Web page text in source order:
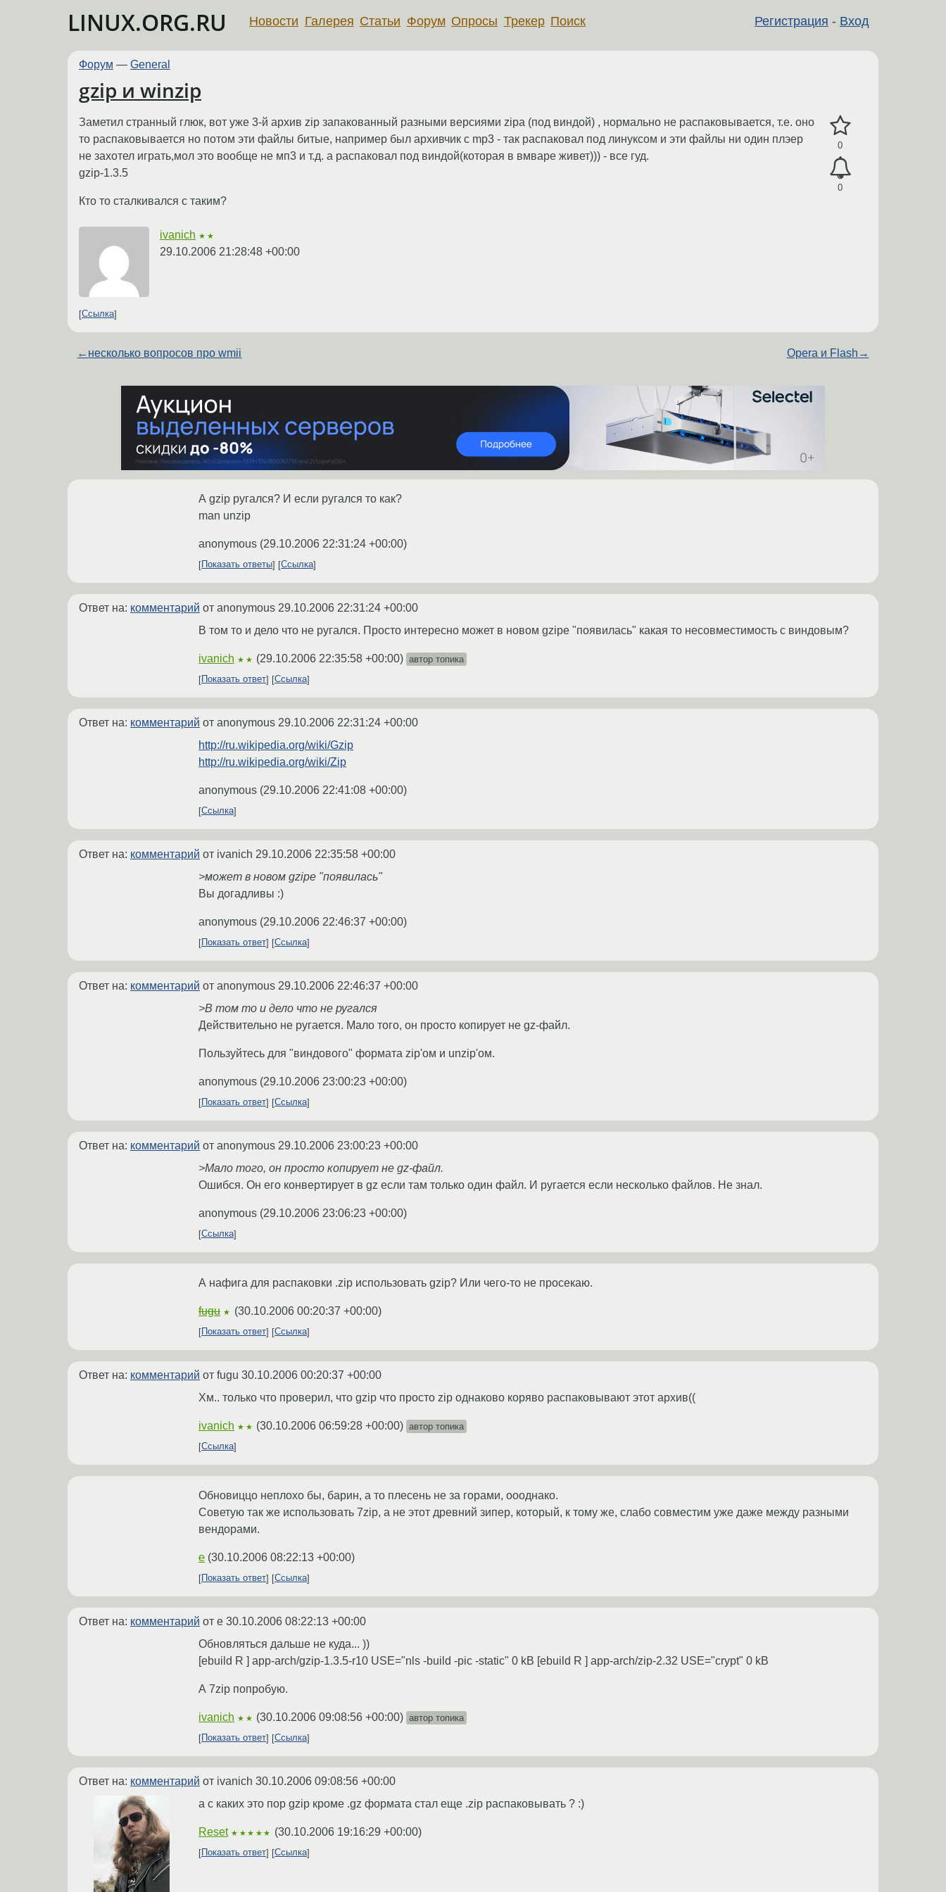
LINUX.ORG.RU Регистрация - Вход
Новости Галерея Статьи Форум Опросы Трекер Поиск
Форум — General
gzip и winzip
0
0
Заметил странный глюк, вот уже 3-й архив zip запакованный разными версиями zipa (под виндой) , нормально не распаковывается, т.е. оно
то распаковывается но потом эти файлы битые, например был архивчик с mp3 - так распаковал под линуксом и эти файлы ни один плэер
не захотел играть,мол это вообще не мп3 и т.д. а распаковал под виндой(которая в вмваре живет))) - все гуд.
gzip-1.3.5
Кто то сталкивался с таким?
ivanich ★★
29.10.2006 21:28:48 +00:00
Ссылка
← несколько вопросов про wmii Opera и Flash →
А gzip ругался? И если ругался то как?
man unzip
anonymous (29.10.2006 22:31:24 +00:00)
Показать ответы Ссылка
Ответ на: комментарий от anonymous 29.10.2006 22:31:24 +00:00
В том то и дело что не ругался. Просто интересно может в новом gzipe "появилась" какая то несовместимость с виндовым?
ivanich ★★ (29.10.2006 22:35:58 +00:00) автор топика
Показать ответ
Ссылка
Ответ на: комментарий от anonymous 29.10.2006 22:31:24 +00:00
http://ru.wikipedia.org/wiki/Gzip
http://ru.wikipedia.org/wiki/Zip
anonymous (29.10.2006 22:41:08 +00:00)
Ссылка
Ответ на: комментарий от ivanich 29.10.2006 22:35:58 +00:00
>может в новом gzipe "появилась"
Вы догадливы :)
anonymous (29.10.2006 22:46:37 +00:00)
Показать ответ Ссылка
Ответ на: комментарий от anonymous 29.10.2006 22:46:37 +00:00
>В том то и дело что не ругался
Действительно не ругается. Мало того, он просто копирует не gz-файл.
Пользуйтесь для "виндового" формата zip'ом и unzip'ом.
anonymous (29.10.2006 23:00:23 +00:00)
Показать ответ Ссылка
Ответ на: комментарий от anonymous 29.10.2006 23:00:23 +00:00
>Мало того, он просто копирует не gz-файл.
Ошибся. Он его конвертирует в gz если там только один файл. И ругается если несколько файлов. Не знал.
anonymous (29.10.2006 23:06:23 +00:00)
Ссылка
А нафига для распаковки .zip использовать gzip? Или чего-то не просекаю.
fugu ★ (30.10.2006 00:20:37 +00:00)
Показать ответ Ссылка
Ответ на: комментарий от fugu 30.10.2006 00:20:37 +00:00
Хм.. только что проверил, что gzip что просто zip однаково коряво распаковывают этот архив((
ivanich ★★ (30.10.2006 06:59:28 +00:00) автор топика
Ссылка
Обновиццо неплохо бы, барин, а то плесень не за горами, оооднако.
Советую так же использовать 7zip, а не этот древний зипер, который, к тому же, слабо совместим уже даже между разными
вендорами.
e (30.10.2006 08:22:13 +00:00)
Показать ответ Ссылка
Ответ на: комментарий от e 30.10.2006 08:22:13 +00:00
Обновляться дальше не куда... ))
[ebuild R ] app-arch/gzip-1.3.5-r10 USE="nls -build -pic -static" 0 kB [ebuild R ] app-arch/zip-2.32 USE="crypt" 0 kB
А 7zip попробую.
ivanich ★★ (30.10.2006 09:08:56 +00:00) автор топика
Показать ответ
Ссылка
Ответ на: комментарий от ivanich 30.10.2006 09:08:56 +00:00
а с каких это пор gzip кроме .gz формата стал еще .zip распаковывать ? :)
Reset ★★★★★ (30.10.2006 19:16:29 +00:00)
Показать ответ Ссылка